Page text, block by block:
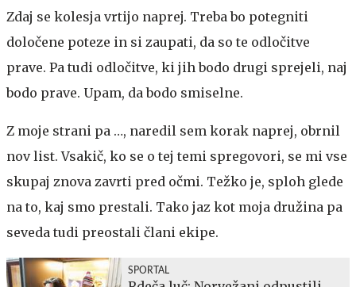
Zdaj se kolesja vrtijo naprej. Treba bo potegniti
določene poteze in si zaupati, da so te odločitve
prave. Pa tudi odločitve, ki jih bodo drugi sprejeli, naj
bodo prave. Upam, da bodo smiselne.
Z moje strani pa …, naredil sem korak naprej, obrnil
nov list. Vsakič, ko se o tej temi spregovori, se mi vse
skupaj znova zavrti pred očmi. Težko je, sploh glede
na to, kaj smo prestali. Tako jaz kot moja družina pa
seveda tudi preostali člani ekipe.
SPORTAL